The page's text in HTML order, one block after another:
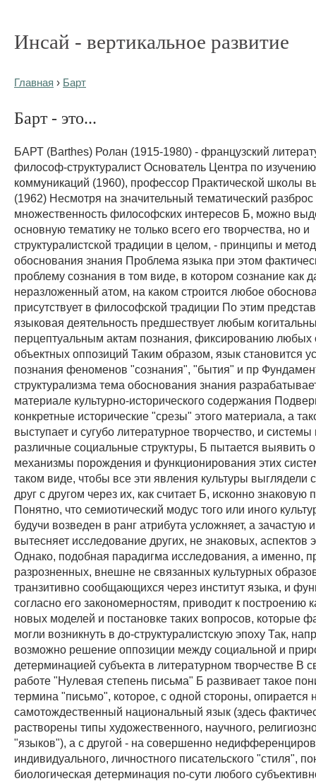
Инсай - вертикальное развитие
Главная › Барт
Барт - это...
БАРТ (Barthes) Ролан (1915-1980) - французский
философ-структуралист Основатель Центра по
коммуникаций (1960), профессор Практической школы
(1962) Несмотря на значительный тематический разброс
множественность философских интересов Б, можно
основную тематику не только всего его творчества, но и
структуралистской традиции в целом, - принципы и
обоснования знания Проблема языка при этом
проблему сознания в том виде, в котором сознание как
неразложенный атом, на каком строится любое
присутствует в философской традиции По этим
языковая деятельность предшествует любым
перцептуальным актам познания, фиксированию любых
объектных оппозиций Таким образом, язык становится
познания феноменов "сознания", "бытия" и пр
структурализма тема обоснования знания
материале культурно-исторического содержания
конкретные исторические "срезы" этого материала, а
выступает и сугубо литературное творчество, и
различные социальные структуры, Б пытается выявить
механизмы порождения и функционирования этих
таком виде, чтобы все эти явления культуры выглядели
друг с другом через их, как считает Б, исконно знаковую
Понятно, что семиотический модус того или иного
будучи возведен в ранг атрибута усложняет, а зачастую
вытесняет исследование других, не знаковых, аспектов
Однако, подобная парадигма исследования, а именно,
разрозненных, внешне не связанных культурных
транзитивно сообщающихся через институт языка, и
согласно его закономерностям, приводит к построению
новых моделей и постановке таких вопросов, которые
могли возникнуть в до-структуралистскую эпоху Так,
возможно решение оппозиции между социальной и
детерминацией субъекта в литературном творчестве В
работе "Нулевая степень письма" Б развивает такое
термина "письмо", которое, с одной стороны, опирается
самотождественный национальный язык (здесь
растворены типы художественного, научного,
"языков"), а с другой - на совершенно
индивидуального, личностного писательского "стиля",
биологическая детерминация no-сути любого